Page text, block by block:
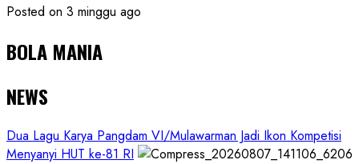
Posted on 3 minggu ago
BOLA MANIA
NEWS
Dua Lagu Karya Pangdam VI/Mulawarman Jadi Ikon Kompetisi
Menyanyi HUT ke-81 RI